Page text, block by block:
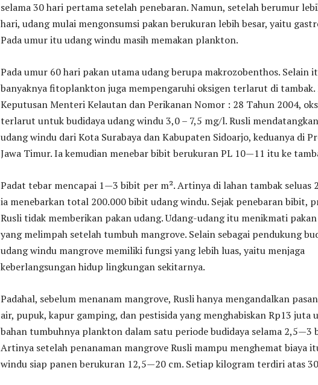
selama 30 hari pertama setelah penebaran. Namun, setelah berumur
hari, udang mulai mengonsumsi pakan berukuran lebih besar, yaitu
Pada umur itu udang windu masih memakan plankton.
Pada umur 60 hari pakan utama udang berupa makrozobenthos. Selain
banyaknya fitoplankton juga mempengaruhi oksigen terlarut di
Keputusan Menteri Kelautan dan Perikanan Nomor : 28 Tahun 2004,
terlarut untuk budidaya udang windu 3,0 – 7,5 mg/l. Rusli
udang windu dari Kota Surabaya dan Kabupaten Sidoarjo, keduanya di
Jawa Timur. Ia kemudian menebar bibit berukuran PL 10—11 itu ke
Padat tebar mencapai 1—3 bibit per m². Artinya di lahan tambak seluas
ia menebarkan total 200.000 bibit udang windu. Sejak penebaran bibit,
Rusli tidak memberikan pakan udang. Udang-udang itu menikmati
yang melimpah setelah tumbuh mangrove. Selain sebagai pendukung
udang windu mangrove memiliki fungsi yang lebih luas, yaitu menjaga
keberlangsungan hidup lingkungan sekitarnya.
Padahal, sebelum menanam mangrove, Rusli hanya mengandalkan
air, pupuk, kapur gamping, dan pestisida yang menghabiskan Rp13 juta
bahan tumbuhnya plankton dalam satu periode budidaya selama 2,5—3
Artinya setelah penanaman mangrove Rusli mampu menghemat biaya
windu siap panen berukuran 12,5—20 cm. Setiap kilogram terdiri atas